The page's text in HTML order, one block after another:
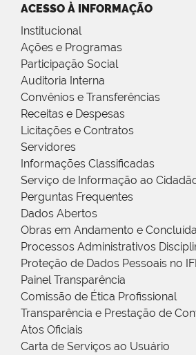
ACESSO À INFORMAÇÃO
Institucional
Ações e Programas
Participação Social
Auditoria Interna
Convênios e Transferências
Receitas e Despesas
Licitações e Contratos
Servidores
Informações Classificadas
Serviço de Informação ao
Perguntas Frequentes
Dados Abertos
Obras em Andamento e
Processos Administrativos
Proteção de Dados Pessoais no
Painel Transparência
Comissão de Ética Profissional
Transparência e Prestação de
Atos Oficiais
Carta de Serviços ao Usuário